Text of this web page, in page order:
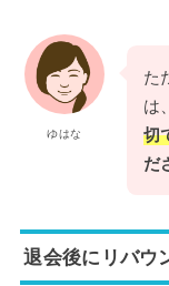
ゆはな
た
は、
切
だ
退会後にリバウ